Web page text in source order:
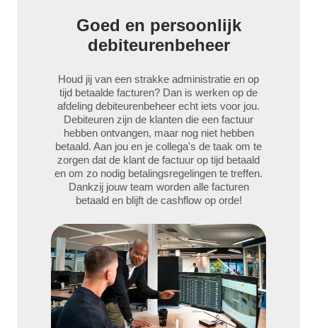
Goed en persoonlijk
debiteurenbeheer
Houd jij van een strakke administratie en op
tijd betaalde facturen? Dan is werken op de
afdeling debiteurenbeheer echt iets voor jou.
Debiteuren zijn de klanten die een factuur
hebben ontvangen, maar nog niet hebben
betaald. Aan jou en je collega's de taak om te
zorgen dat de klant de factuur op tijd betaald
en om zo nodig betalingsregelingen te treffen.
Dankzij jouw team worden alle facturen
betaald en blijft de cashflow op orde!